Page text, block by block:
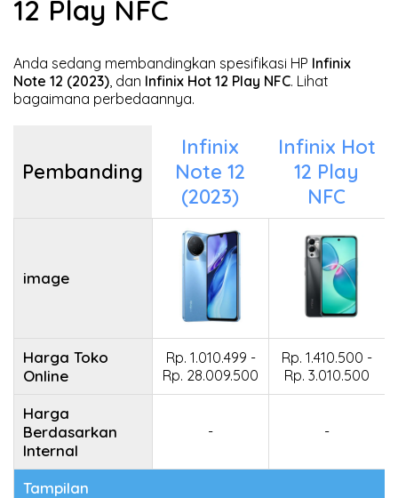
12 Play NFC
Anda sedang membandingkan spesifikasi HP Infinix
Note 12 (2023), dan Infinix Hot 12 Play NFC. Lihat
bagaimana perbedaannya.
Pembanding
Infinix
Note 12
(2023)
Infinix Hot
12 Play
NFC
image
Harga Toko
Online
Rp. 1.010.499 -
Rp. 28.009.500
Rp. 1.410.500 -
Rp. 3.010.500
Harga
Berdasarkan
Internal
- -
Tampilan